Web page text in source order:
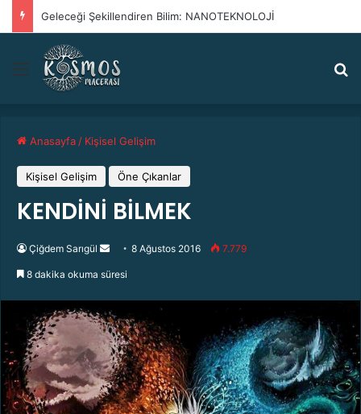
Antik Tarihte İleri Teknoloji
Menü
Anasayfa / Kişisel Gelişim
Kişisel Gelişim Öne Çıkanlar
KENDİNİ BİLMEK
Çiğdem Sarıgül
i
-
p
o
s
t
8 Ağustos 2016 7.779
8 dakika okuma süresi